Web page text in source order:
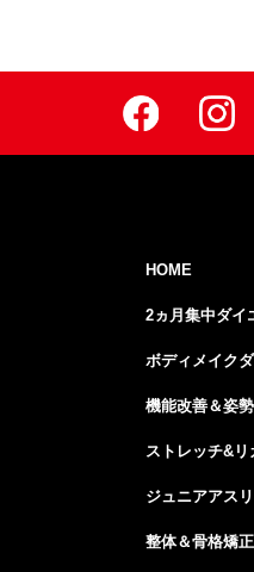
HOME
2ヵ月集中ダイ
ボディメイク
機能改善＆姿
ストレッチ&リ
ジュニアアス
整体＆骨格矯正